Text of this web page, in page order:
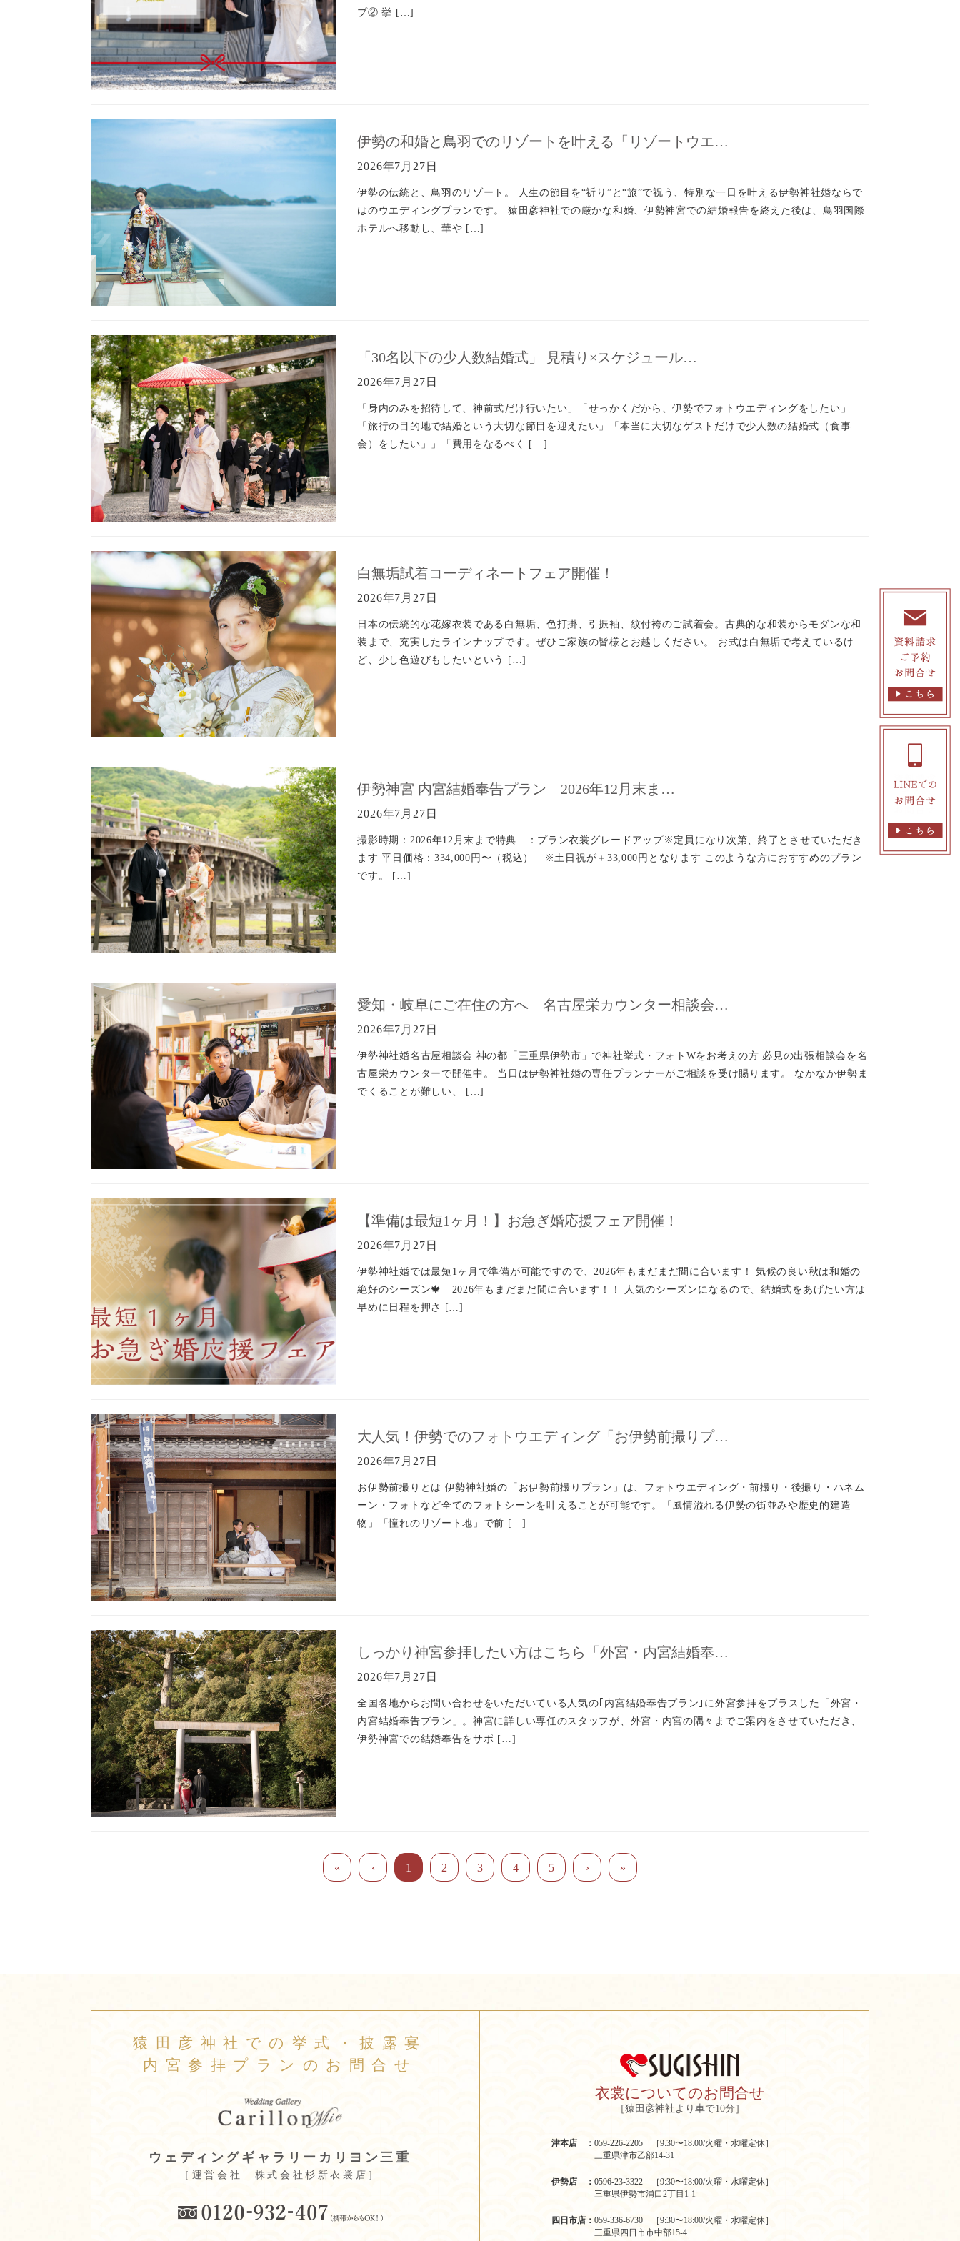
プ② 挙 […]
伊勢の和婚と鳥羽でのリゾートを叶える「リゾートウエ…
2026年7月27日
伊勢の伝統と、鳥羽のリゾート。 人生の節目を“祈り”と“旅”で祝う、特別な一日を叶える伊勢神社婚ならで
はのウエディングプランです。 猿田彦神社での厳かな和婚、伊勢神宮での結婚報告を終えた後は、鳥羽国際
ホテルへ移動し、華や […]
「30名以下の少人数結婚式」 見積り×スケジュール…
2026年7月27日
「身内のみを招待して、神前式だけ行いたい」「せっかくだから、伊勢でフォトウエディングをしたい」
「旅行の目的地で結婚という大切な節目を迎えたい」「本当に大切なゲストだけで少人数の結婚式（食事
会）をしたい」」「費用をなるべく […]
白無垢試着コーディネートフェア開催！
2026年7月27日
日本の伝統的な花嫁衣装である白無垢、色打掛、引振袖、紋付袴のご試着会。古典的な和装からモダンな和
装まで、充実したラインナップです。ぜひご家族の皆様とお越しください。 お式は白無垢で考えているけ
ど、少し色遊びもしたいという […]
伊勢神宮 内宮結婚奉告プラン 2026年12月末ま…
2026年7月27日
撮影時期：2026年12月末まで特典 ：プラン衣裳グレードアップ※定員になり次第、終了とさせていただき
ます 平日価格：334,000円〜（税込） ※土日祝が＋33,000円となります このような方におすすめのプラン
です。 […]
愛知・岐阜にご在住の方へ 名古屋栄カウンター相談会…
2026年7月27日
伊勢神社婚名古屋相談会 神の都「三重県伊勢市」で神社挙式・フォトWをお考えの方 必見の出張相談会を名
古屋栄カウンターで開催中。 当日は伊勢神社婚の専任プランナーがご相談を受け賜ります。 なかなか伊勢ま
でくることが難しい、 […]
【準備は最短1ヶ月！】お急ぎ婚応援フェア開催！
2026年7月27日
伊勢神社婚では最短1ヶ月で準備が可能ですので、2026年もまだまだ間に合います！ 気候の良い秋は和婚の
絶好のシーズン🍁 2026年もまだまだ間に合います！！ 人気のシーズンになるので、結婚式をあげたい方は
早めに日程を押さ […]
大人気！伊勢でのフォトウエディング「お伊勢前撮りプ…
2026年7月27日
お伊勢前撮りとは 伊勢神社婚の「お伊勢前撮りプラン」は、フォトウエディング・前撮り・後撮り・ハネム
ーン・フォトなど全てのフォトシーンを叶えることが可能です。「風情溢れる伊勢の街並みや歴史的建造
物」「憧れのリゾート地」で前 […]
しっかり神宮参拝したい方はこちら「外宮・内宮結婚奉…
2026年7月27日
全国各地からお問い合わせをいただいている人気の｢内宮結婚奉告プラン｣に外宮参拝をプラスした「外宮・
内宮結婚奉告プラン」。神宮に詳しい専任のスタッフが、外宮・内宮の隅々までご案内をさせていただき、
伊勢神宮での結婚奉告をサポ […]
1 2 3 4 5
猿田彦神社での挙式・披露宴
内宮参拝プランのお問合せ
ウェディングギャラリーカリヨン三重
［運営会社 株式会社杉新衣裳店］
衣裳についてのお問合せ
［猿田彦神社より車で10分］
津本店 ： 059-226-2205 ［9:30〜18:00/火曜・水曜定休］
三重県津市乙部14-31
伊勢店 ： 0596-23-3322 ［9:30〜18:00/火曜・水曜定休］
三重県伊勢市浦口2丁目1-1
四日市店： 059-336-6730 ［9:30〜18:00/火曜・水曜定休］
三重県四日市市中部15-4